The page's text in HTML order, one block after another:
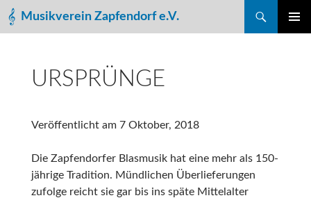
Musikverein Zapfendorf e.V.
Suchen
ZUM
URSPRÜNGE
Veröffentlicht am 7 Oktober, 2018
Die Zapfendorfer Blasmusik hat eine mehr als 150-
jährige Tradition. Mündlichen Überlieferungen
zufolge reicht sie gar bis ins späte Mittelalter